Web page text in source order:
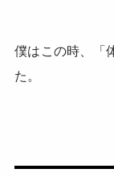
僕はこの時、「
た。